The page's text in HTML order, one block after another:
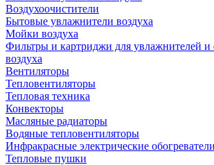
Воздухоочистители
Бытовые увлажнители воздуха
Мойки воздуха
Фильтры и картриджи для увлажнителей и
воздуха
Вентиляторы
Тепловентиляторы
Тепловая техника
Конвекторы
Масляные радиаторы
Водяные тепловентиляторы
Инфракрасные электрические обогреватели
Тепловые пушки